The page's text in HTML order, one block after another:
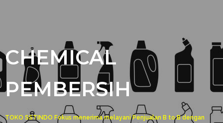
CHEMICAL
PEMBERSIH
TOKO SSTINDO Fokus menerima melayani Penjualan B to B dengan